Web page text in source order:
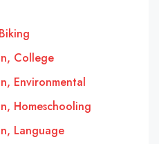
College
Environmental
Homeschooling
Language